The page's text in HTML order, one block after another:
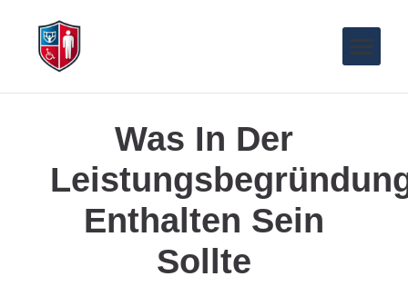
Was In Der
Enthalten Sein
Sollte